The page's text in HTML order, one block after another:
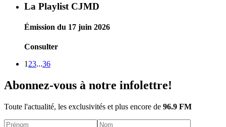
La Playlist CJMD
Émission du 17 juin 2026
Consulter
1 23...36
Abonnez-vous à notre infolettre!
Toute l'actualité, les exclusivités et plus encore de 96.9 FM